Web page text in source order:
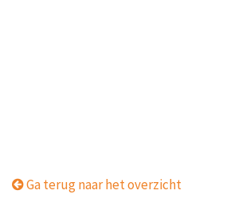
Ga terug naar het overzicht